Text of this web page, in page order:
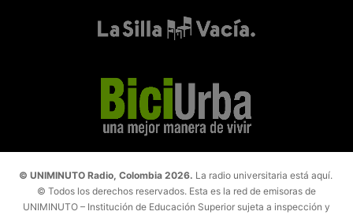
© UNIMINUTO Radio, Colombia 2026. La radio universitaria está aquí.
© Todos los derechos reservados. Esta es la red de emisoras de
UNIMINUTO – Institución de Educación Superior sujeta a inspección y